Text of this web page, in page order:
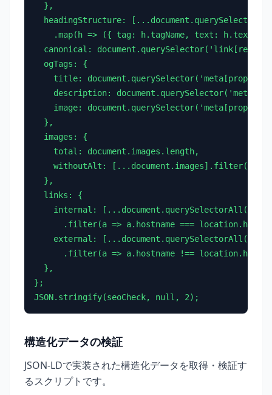
  },
headingStructure:
.map(h => ({ tag: h.tagName, text:
canonical:
  ogTags: {
title:
description:
image:
  },
  images: {
    total: document.images.length,
withoutAlt: [...document.images].filter(img
  },
  links: {
internal:
.filter(a => a.hostname ===
external:
.filter(a => a.hostname !==
  },
};
JSON.stringify(seoCheck, null, 2);
構造化データの検証
JSON-LDで実装された構造化データを取得・検証す
るスクリプトです。